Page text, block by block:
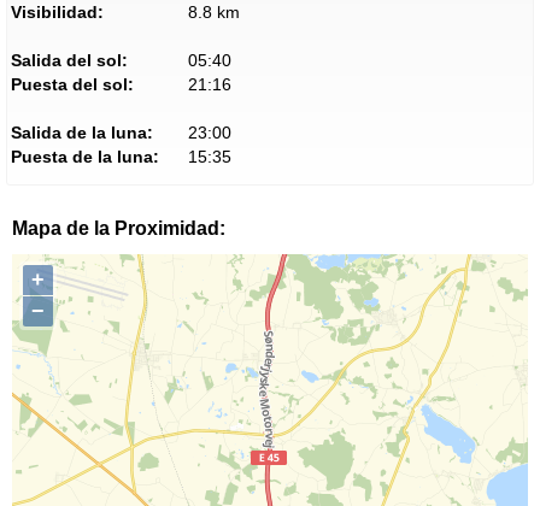
Visibilidad:
8.8 km
Salida del sol:
05:40
Puesta del sol:
21:16
Salida de la luna:
23:00
Puesta de la luna:
15:35
Mapa de la Proximidad:
+
−